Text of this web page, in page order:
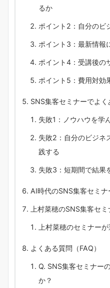
るか
ポイント2：自分のビ
ポイント3：最新情報
ポイント4：受講後の
ポイント5：費用対効
SNS集客セミナーでよ
失敗1：ノウハウを学
失敗2：自分のビジネ
践する
失敗3：短期間で結果
AI時代のSNS集客セミ
上村菜穂のSNS集客セ
上村菜穂のセミナー
よくある質問（FAQ）
Q. SNS集客セミナー
か？